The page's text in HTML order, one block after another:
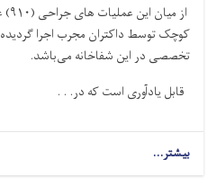
از میان این عملیات های جراحی‌ (۹۱۰)
کوچک توسط داکتران مجرب اجرا
تخصصی در این شفاخانه می‌باشد.
قابل یادآوری است که در. . .
بیشتر...
در